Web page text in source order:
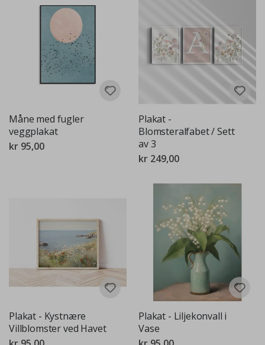
Måne med fugler
veggplakat
kr 95,00
Plakat -
Blomsteralfabet / Sett
av 3
kr 249,00
Plakat - Kystnære
Villblomster ved Havet
Plakat - Liljekonvall i
Vase